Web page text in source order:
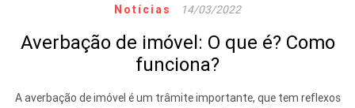
Notícias 14/03/2022
Averbação de imóvel: O que é? Como
funciona?
A averbação de imóvel é um trâmite importante, que tem reflexos